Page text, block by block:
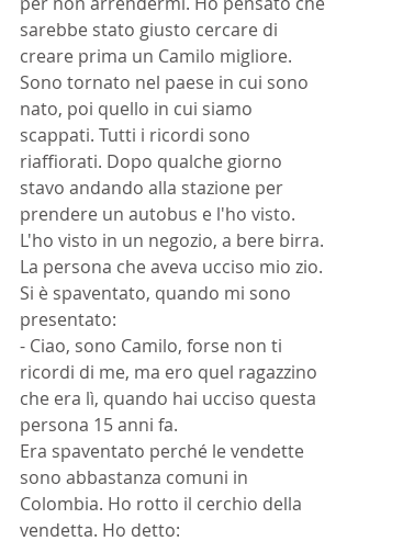
sarebbe stato giusto cercare di
creare prima un Camilo migliore.
Sono tornato nel paese in cui sono
nato, poi quello in cui siamo
scappati. Tutti i ricordi sono
riaffiorati. Dopo qualche giorno
stavo andando alla stazione per
prendere un autobus e l'ho visto.
L'ho visto in un negozio, a bere birra.
La persona che aveva ucciso mio zio.
Si è spaventato, quando mi sono
presentato:
- Ciao, sono Camilo, forse non ti
ricordi di me, ma ero quel ragazzino
che era lì, quando hai ucciso questa
persona 15 anni fa.
Era spaventato perché le vendette
sono abbastanza comuni in
Colombia. Ho rotto il cerchio della
vendetta. Ho detto: